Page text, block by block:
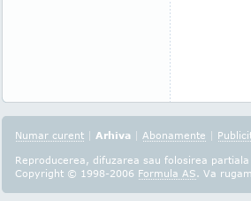
Numar curent | Arhiva | Abonamente |
Reproducerea, difuzarea sau folosirea
Copyright © 1998-2006 Formula AS. Va